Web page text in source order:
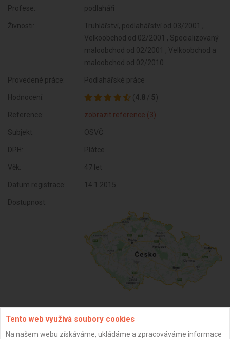
Profese: podlaháři
Živnosti:
Truhlářství, podlahářství od 03/2001 ,
Velkoobchod od 02/2001 , Specializovaný
maloobchod od 02/2001 , Velkoobchod a
maloobchod od 02/2010
Provedené práce: Podlahářské práce
Hodnocení: ( 4.8 / 5)
Reference: zobrazit reference (3)
Subjekt: OSVČ
DPH: Plátce
Věk: 47 let
Datum registrace: 14.1.2015
Dostupnost:
ZPĚT
Tento web využívá soubory cookies
Na našem webu získáváme, ukládáme a zpracováváme informace